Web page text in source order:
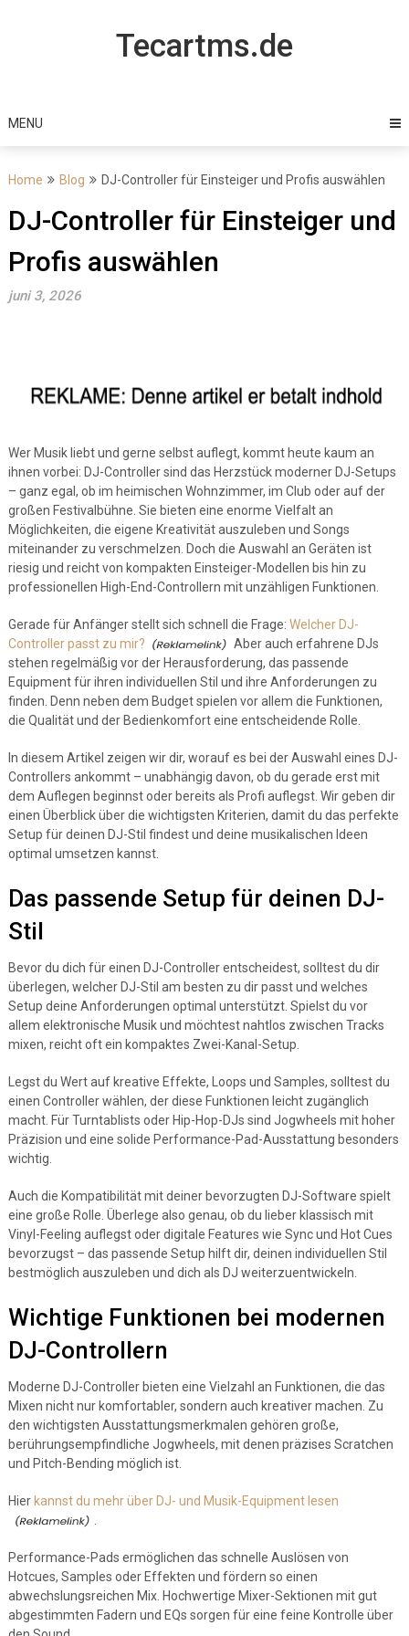
Tecartms.de
MENU
Home Blog DJ-Controller für Einsteiger und Profis auswählen
DJ-Controller für Einsteiger und
Profis auswählen
juni 3, 2026
Wer Musik liebt und gerne selbst auflegt, kommt heute kaum an
ihnen vorbei: DJ-Controller sind das Herzstück moderner DJ-Setups
– ganz egal, ob im heimischen Wohnzimmer, im Club oder auf der
großen Festivalbühne. Sie bieten eine enorme Vielfalt an
Möglichkeiten, die eigene Kreativität auszuleben und Songs
miteinander zu verschmelzen. Doch die Auswahl an Geräten ist
riesig und reicht von kompakten Einsteiger-Modellen bis hin zu
professionellen High-End-Controllern mit unzähligen Funktionen.
Gerade für Anfänger stellt sich schnell die Frage: Welcher DJ-
Controller passt zu mir?
Aber auch erfahrene DJs
stehen regelmäßig vor der Herausforderung, das passende
Equipment für ihren individuellen Stil und ihre Anforderungen zu
finden. Denn neben dem Budget spielen vor allem die Funktionen,
die Qualität und der Bedienkomfort eine entscheidende Rolle.
In diesem Artikel zeigen wir dir, worauf es bei der Auswahl eines DJ-
Controllers ankommt – unabhängig davon, ob du gerade erst mit
dem Auflegen beginnst oder bereits als Profi auflegst. Wir geben dir
einen Überblick über die wichtigsten Kriterien, damit du das perfekte
Setup für deinen DJ-Stil findest und deine musikalischen Ideen
optimal umsetzen kannst.
Das passende Setup für deinen DJ-
Stil
Bevor du dich für einen DJ-Controller entscheidest, solltest du dir
überlegen, welcher DJ-Stil am besten zu dir passt und welches
Setup deine Anforderungen optimal unterstützt. Spielst du vor
allem elektronische Musik und möchtest nahtlos zwischen Tracks
mixen, reicht oft ein kompaktes Zwei-Kanal-Setup.
Legst du Wert auf kreative Effekte, Loops und Samples, solltest du
einen Controller wählen, der diese Funktionen leicht zugänglich
macht. Für Turntablists oder Hip-Hop-DJs sind Jogwheels mit hoher
Präzision und eine solide Performance-Pad-Ausstattung besonders
wichtig.
Auch die Kompatibilität mit deiner bevorzugten DJ-Software spielt
eine große Rolle. Überlege also genau, ob du lieber klassisch mit
Vinyl-Feeling auflegst oder digitale Features wie Sync und Hot Cues
bevorzugst – das passende Setup hilft dir, deinen individuellen Stil
bestmöglich auszuleben und dich als DJ weiterzuentwickeln.
Wichtige Funktionen bei modernen
DJ-Controllern
Moderne DJ-Controller bieten eine Vielzahl an Funktionen, die das
Mixen nicht nur komfortabler, sondern auch kreativer machen. Zu
den wichtigsten Ausstattungsmerkmalen gehören große,
berührungsempfindliche Jogwheels, mit denen präzises Scratchen
und Pitch-Bending möglich ist.
Hier kannst du mehr über DJ- und Musik-Equipment lesen
Performance-Pads ermöglichen das schnelle Auslösen von
Hotcues, Samples oder Effekten und fördern so einen
abwechslungsreichen Mix. Hochwertige Mixer-Sektionen mit gut
abgestimmten Fadern und EQs sorgen für eine feine Kontrolle über